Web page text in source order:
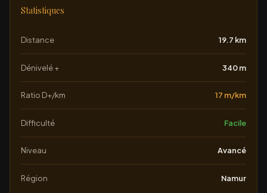
Statistiques
Distance 19.7 km
Dénivelé + 340 m
Ratio D+/km 17 m/km
Difficulté Facile
Niveau Avancé
Région Namur